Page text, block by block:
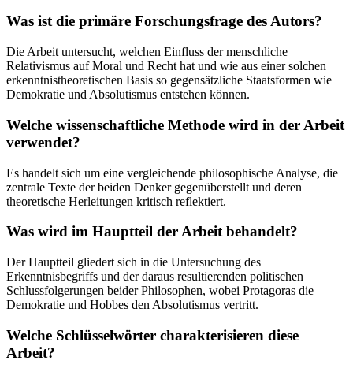
Was ist die primäre Forschungsfrage des Autors?
Die Arbeit untersucht, welchen Einfluss der menschliche
Relativismus auf Moral und Recht hat und wie aus einer solchen
erkenntnistheoretischen Basis so gegensätzliche Staatsformen wie
Demokratie und Absolutismus entstehen können.
Welche wissenschaftliche Methode wird in der Arbeit
verwendet?
Es handelt sich um eine vergleichende philosophische Analyse, die
zentrale Texte der beiden Denker gegenüberstellt und deren
theoretische Herleitungen kritisch reflektiert.
Was wird im Hauptteil der Arbeit behandelt?
Der Hauptteil gliedert sich in die Untersuchung des
Erkenntnisbegriffs und der daraus resultierenden politischen
Schlussfolgerungen beider Philosophen, wobei Protagoras die
Demokratie und Hobbes den Absolutismus vertritt.
Welche Schlüsselwörter charakterisieren diese
Arbeit?